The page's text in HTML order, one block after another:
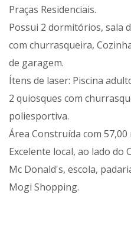
Praças Residenciais.
Possui 2 dormitórios, sala
com churrasqueira,
de garagem.
Ítens de laser: Piscina
2 quiosques com
poliesportiva.
Área Construída com 57,00
Excelente local, ao lado do
Mc Donald's, escola,
Mogi Shopping.